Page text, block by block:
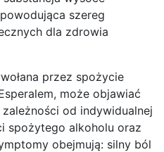
szereg
dla zdrowia
przez spożycie
może objawiać
od indywidualnej
spożytego alkoholu oraz
obejmują: silny ból